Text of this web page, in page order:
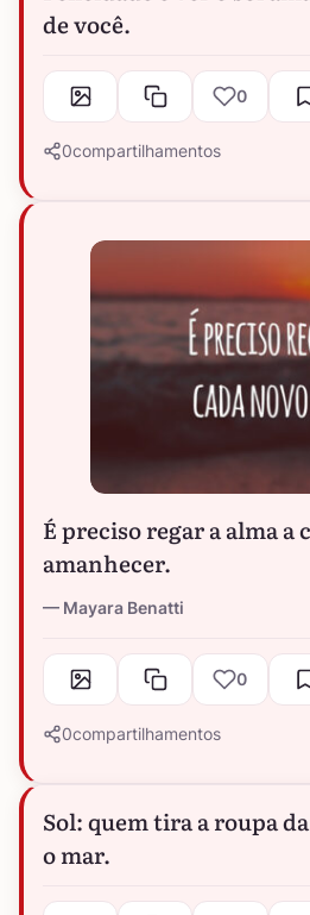
de você.
0
0compartilhamentos
É preciso regar a alma a
amanhecer.
Mayara Benatti
0
0compartilhamentos
Sol: quem tira a roupa
o mar.